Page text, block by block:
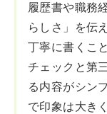
履歴書や職務
らしさ」を伝
丁寧に書くこ
チェックと第
る内容がシン
で印象は大き